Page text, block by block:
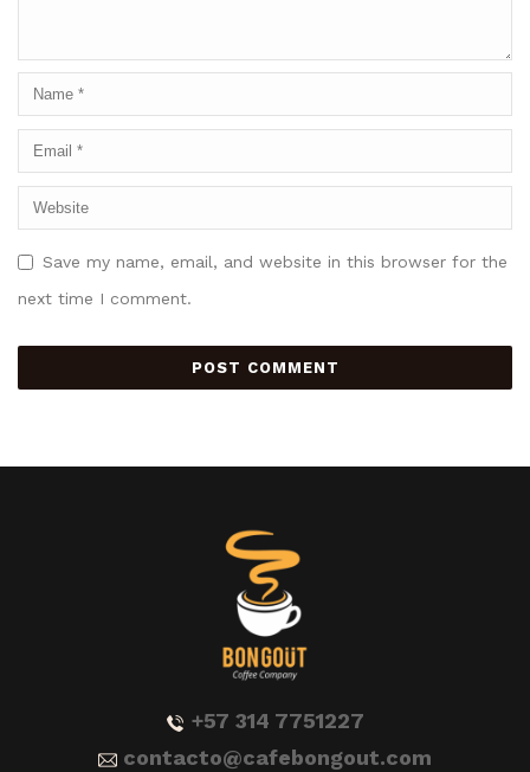
Save my name, email, and website in this browser for the
next time I comment.
+57 314 7751227
contacto@cafebongout.com